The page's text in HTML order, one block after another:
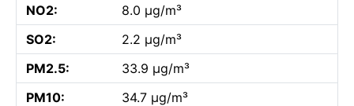
NO2:
8.0 µg/m³
SO2:
2.2 µg/m³
PM2.5:
33.9 µg/m³
PM10:
34.7 µg/m³